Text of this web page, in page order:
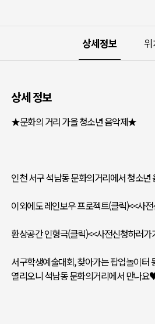
상세정보
상세 정보
★문화의 거리 가을 청소년 음악제★
인천 서구 석남동 문화의거리에서 청소년
이외에도 레인보우 프로젝트(클릭)<<사
환상공간 인형극(클릭)​<<사전신청하러가
서구학생예술대회, 찾아가는 팝업놀이터
열리오니 석남동 문화의거리에서 만나